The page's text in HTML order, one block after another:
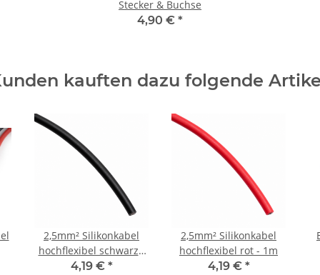
Stecker & Buchse
4,90 € *
kauften dazu folgende
2,5mm² Silikonkabel
hochflexibel schwarz -
1m
4,19 € *
2,5mm² Silikonkabel
hochflexibel rot - 1m
4,19 € *